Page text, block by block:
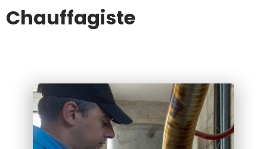
Chauffagiste